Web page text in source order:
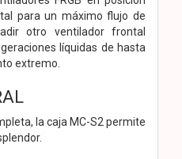
para un máximo flujo de
otro ventilador frontal
líquidas de hasta
extremo.
la caja MC-S2 permite